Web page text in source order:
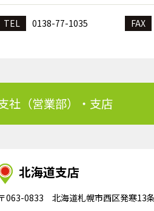
TEL 0138-77-1035 FAX
社（営業部）・支店
北海道支店
063-0833 北海道札幌市西区発寒13